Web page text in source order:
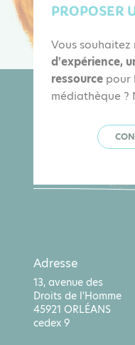
PROPOSER
Vous
d'expérience,
ressource pour
médiathèque ?
Adresse
13, avenue des
Droits de l'Homme
45921 ORLÉANS
cedex 9